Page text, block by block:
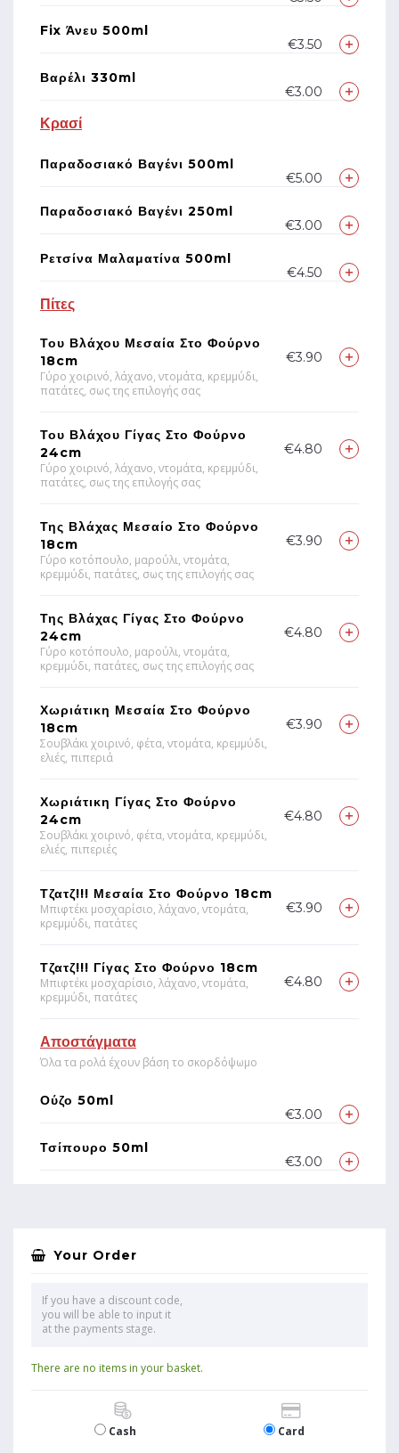
Fix Άνευ 500ml
€3.50
Βαρέλι 330ml
€3.00
Κρασί
Παραδοσιακό Βαγένι 500ml
€5.00
Παραδοσιακό Βαγένι 250ml
€3.00
Ρετσίνα Μαλαματίνα 500ml
€4.50
Πίτες
Του Βλάχου Μεσαία Στο Φούρνο
18cm
Γύρο χοιρινό, λάχανο, ντομάτα, κρεμμύδι,
πατάτες, σως της επιλογής σας
€3.90
Του Βλάχου Γίγας Στο Φούρνο
24cm
Γύρο χοιρινό, λάχανο, ντομάτα, κρεμμύδι,
πατάτες, σως της επιλογής σας
€4.80
Της Βλάχας Μεσαίο Στο Φούρνο
18cm
Γύρο κοτόπουλο, μαρούλι, ντομάτα,
κρεμμύδι, πατάτες, σως της επιλογής σας
€3.90
Της Βλάχας Γίγας Στο Φούρνο
24cm
Γύρο κοτόπουλο, μαρούλι, ντομάτα,
κρεμμύδι, πατάτες, σως της επιλογής σας
€4.80
Χωριάτικη Μεσαία Στο Φούρνο
18cm
Σουβλάκι χοιρινό, φέτα, ντομάτα, κρεμμύδι,
ελιές, πιπεριά
€3.90
Χωριάτικη Γίγας Στο Φούρνο
24cm
Σουβλάκι χοιρινό, φέτα, ντομάτα, κρεμμύδι,
ελιές, πιπεριές
€4.80
Τζατζ!!! Μεσαία Στο Φούρνο 18cm
Μπιφτέκι μοσχαρίσιο, λάχανο, ντομάτα,
κρεμμύδι, πατάτες
€3.90
Τζατζ!!! Γίγας Στο Φούρνο 18cm
Μπιφτέκι μοσχαρίσιο, λάχανο, ντομάτα,
κρεμμύδι, πατάτες
€4.80
Αποστάγματα
Όλα τα ρολά έχουν βάση το σκορδόψωμο
Ούζο 50ml
€3.00
Τσίπουρο 50ml
€3.00
Your Order
If you have a discount code,
you will be able to input it
at the payments stage.
There are no items in your basket.
Cash Card